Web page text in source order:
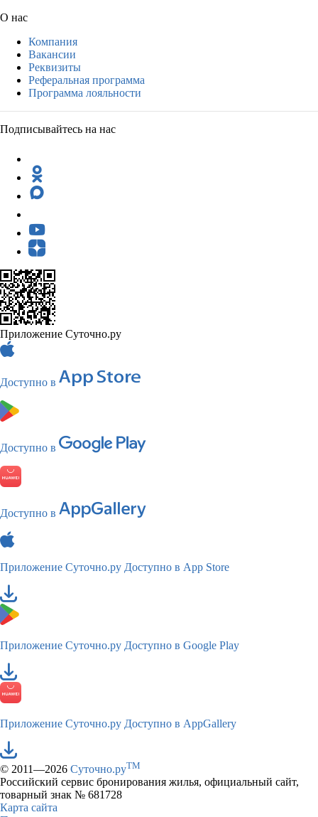
О нас
Компания
Вакансии
Реквизиты
Реферальная программа
Программа лояльности
Подписывайтесь на нас
Приложение Суточно.ру
Доступно в
Доступно в
Доступно в
Приложение Суточно.ру Доступно в App Store
Приложение Суточно.ру Доступно в Google Play
Приложение Суточно.ру Доступно в AppGallery
© 2011—2026 Суточно.руTM
Российский сервис бронирования жилья, официальный сайт,
товарный знак № 681728
Карта сайта